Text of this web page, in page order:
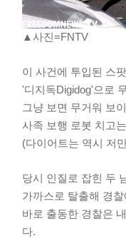
▲사진=FNTV
이 사건에 투입된 스
'디지독Digidog'으로
그냥 보면 무거워 보
사족 보행 로봇 치고
(다이어트는 역시 저
당시 인질로 잡힌 두
가까스로 탈출해 경
바로 출동한 경찰은
다.